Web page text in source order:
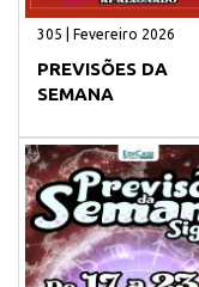
305 | Fevereiro 2026
PREVISÕES DA
SEMANA